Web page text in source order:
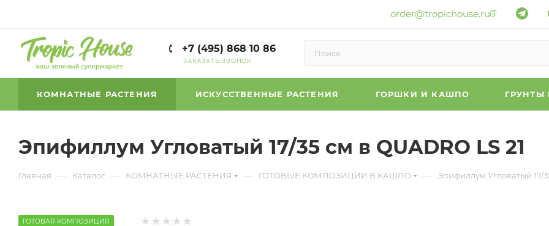
order@tropichouse.ru
+7 (495) 868 10 86
ЗАКАЗАТЬ ЗВОНОК
КОМНАТНЫЕ РАСТЕНИЯ ИСКУССТВЕННЫЕ РАСТЕНИЯ ГОРШКИ И КАШПО ГРУНТЫ
Эпифиллум Угловатый 17/35 см в QUADRO LS 21
Главная — Каталог — КОМНАТНЫЕ РАСТЕНИЯ — ГОТОВЫЕ КОМПОЗИЦИИ В КАШПО — Эпифиллум Угловатый 17/
ГОТОВАЯ КОМПОЗИЦИЯ